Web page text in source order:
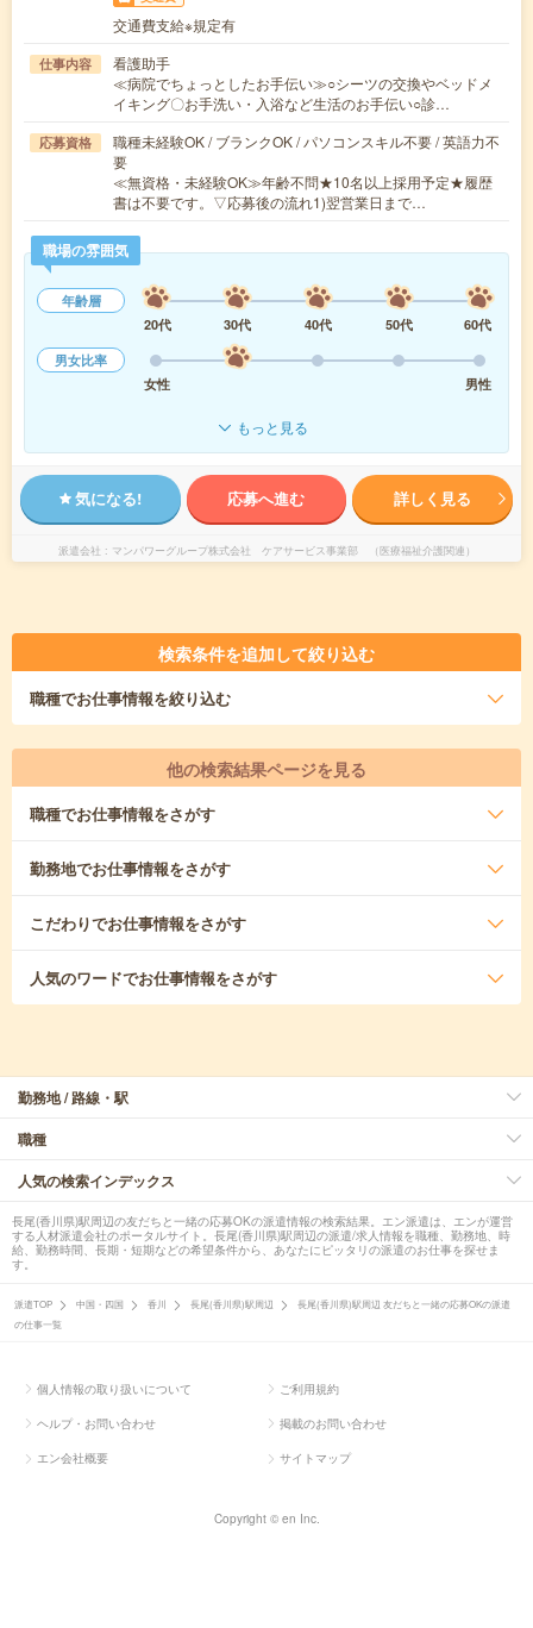
交通費支給※規定有
仕事内容
看護助手
≪病院でちょっとしたお手伝い≫○シーツの交換やベッドメ
イキング〇お手洗い・入浴など生活のお手伝い○診…
応募資格
職種未経験OK / ブランクOK / パソコンスキル不要 / 英語力不
要
≪無資格・未経験OK≫年齢不問★10名以上採用予定★履歴
書は不要です。▽応募後の流れ1)翌営業日まで…
職場の雰囲気
年齢層
20代
30代 40代 50代
60代
男女比率
女性
男性
もっと見る
気になる! 応募へ進む 詳しく見る
派遣会社 マンパワーグループ株式会社 ケアサービス事業部 （医療福祉介護関連）
検索条件を追加して絞り込む
職種でお仕事情報を絞り込む
他の検索結果ページを見る
職種でお仕事情報をさがす
勤務地でお仕事情報をさがす
こだわりでお仕事情報をさがす
人気のワードでお仕事情報をさがす
勤務地 / 路線・駅
職種
人気の検索インデックス
長尾(香川県)駅周辺の友だちと一緒の応募OKの派遣情報の検索結果。エン派遣は、エンが運営
する人材派遣会社のポータルサイト。長尾(香川県)駅周辺の派遣/求人情報を職種、勤務地、時
給、勤務時間、長期・短期などの希望条件から、あなたにピッタリの派遣のお仕事を探せま
す。
派遣TOP 中国・四国 香川 長尾(香川県)駅周辺
長尾(香川県)駅周辺 友だちと一緒の応募OKの派遣
の仕事一覧
個人情報の取り扱いについて ご利用規約
ヘルプ・お問い合わせ 掲載のお問い合わせ
エン会社概要 サイトマップ
Copyright © en Inc.